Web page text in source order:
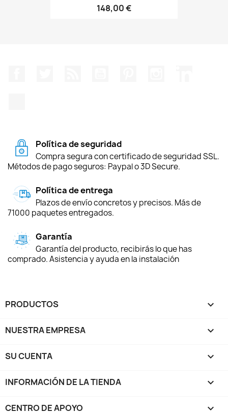
148,00 €
Política de seguridad
Compra segura con certificado de seguridad SSL.
Métodos de pago seguros: Paypal o 3D Secure.
Política de entrega
Plazos de envío concretos y precisos. Más de
71000 paquetes entregados.
Garantía
Garantía del producto, recibirás lo que has
comprado. Asistencia y ayuda en la instalación
PRODUCTOS 
NUESTRA EMPRESA 
SU CUENTA 
INFORMACIÓN DE LA TIENDA keyboard_arrow_down
CENTRO DE APOYO 